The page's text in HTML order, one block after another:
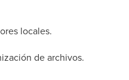
locales.
de archivos.